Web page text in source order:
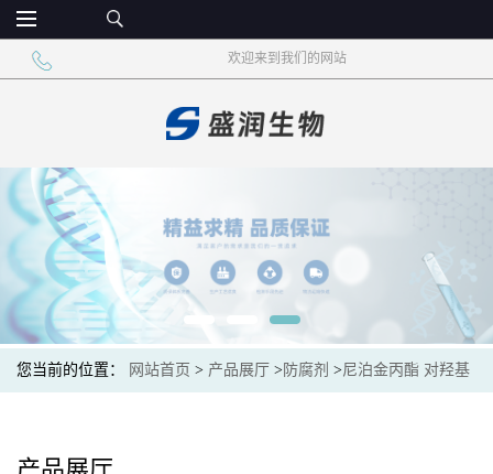
欢迎来到我们的网站
您当前的位置： 网站首页 > 产品展厅 > 防腐剂 >尼泊金丙酯 对羟基